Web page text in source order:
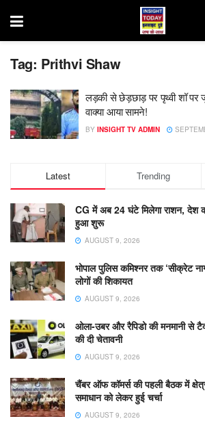
Tag: Prithvi Shaw
लड़की से छेड़छाड़ पर पृथ्वी शॉ पर
वाक्या आया सामने!
BY INSIGHT TV ADMIN
Latest Trending
CG में अब 24 घंटे मिलेगा राशन, देश
हुआ शुरू
AUGUST 9, 2026
भोपाल पुलिस कमिश्नर तक ‘सीक्रेट
लोगों की शिकायत
AUGUST 9, 2026
ओला-उबर और रैपिडो की मनमानी से
की दी चेतावनी
AUGUST 9, 2026
चैंबर ऑफ कॉमर्स की पहली बैठक में
समाधान को लेकर हुई चर्चा
AUGUST 9, 2026